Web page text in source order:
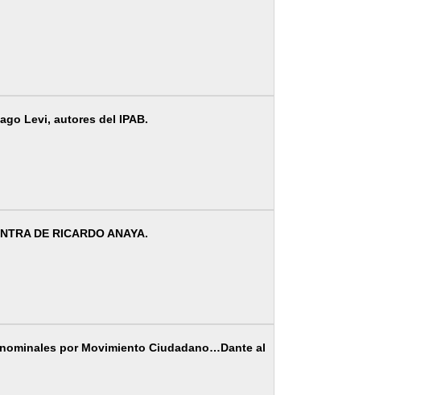
Levi, autores del IPAB.
DE RICARDO ANAYA.
por Movimiento Ciudadano…Dante al